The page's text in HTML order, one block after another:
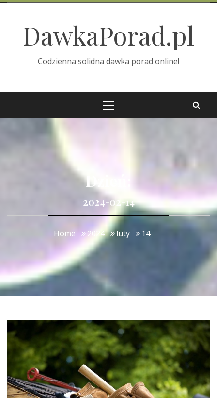
Skip
contentDawkaPorad.pl
Codzienna solidna dawka porad online!
Dzień:
2024-02-14
Home 2024 luty 14